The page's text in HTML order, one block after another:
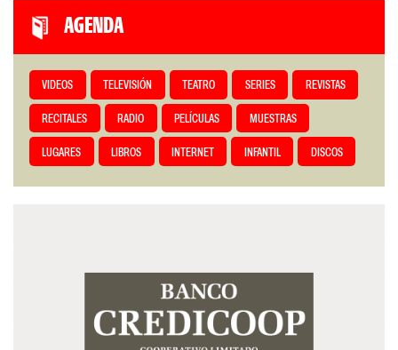
AGENDA
VIDEOS TELEVISIÓN TEATRO SERIES REVISTAS
RECITALES RADIO PELÍCULAS MUESTRAS
LUGARES LIBROS INTERNET INFANTIL DISCOS